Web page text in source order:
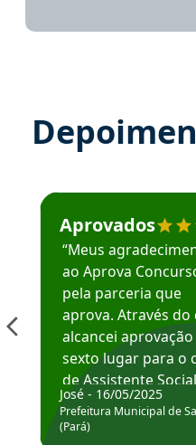
Estudante José
Aprovados
“Meus
ao Aprova
pela parceria que
aprova. Através do
alcancei
sexto lugar para o
de Assistente
Hoje estou atuando
Prefeitura de
José - 16/05/2025
Prefeitura Municipal de
(Pará)